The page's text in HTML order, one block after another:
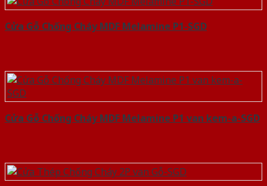
Cửa Gỗ Chống Cháy MDF Melamine P1-SGD
Cửa Gỗ Chống Cháy MDF Melamine P1 van kem-a-SGD